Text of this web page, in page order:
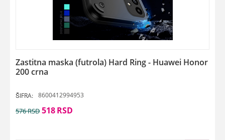
Zastitna maska (futrola) Hard Ring - Huawei Honor
200 crna
ŠIFRA: 8600412994953
576RSD 518RSD